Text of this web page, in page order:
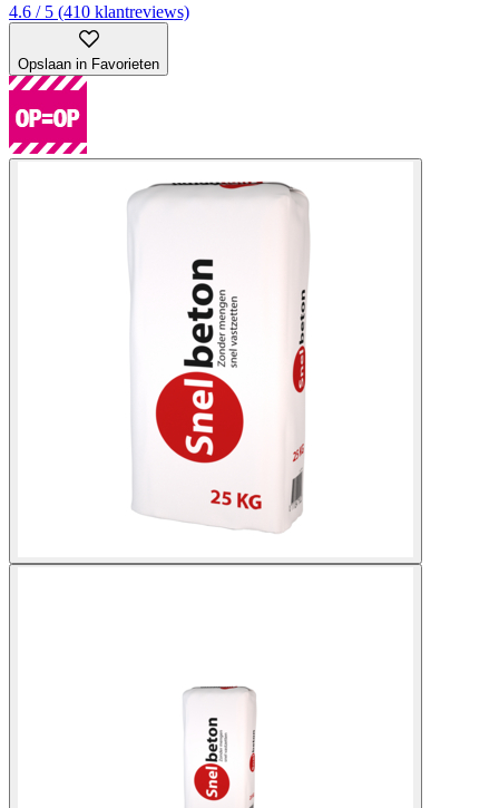
4.6 / 5 (410 klantreviews)
Opslaan in Favorieten